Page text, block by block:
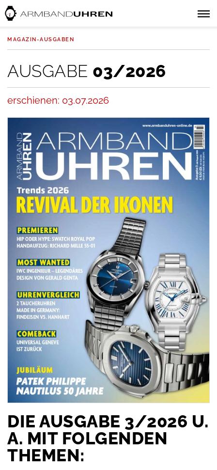
MAGAZIN-AUSGABEN
AUSGABE 03/2026
erschienen: 03.07.2026
DIE AUSGABE 3/2026 U.
A. MIT FOLGENDEN
THEMEN: